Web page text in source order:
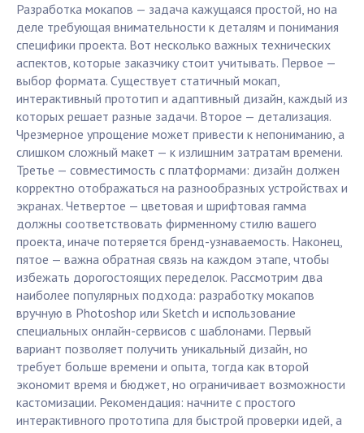
Разработка мокапов — задача кажущаяся простой, но на
деле требующая внимательности к деталям и понимания
специфики проекта. Вот несколько важных технических
аспектов, которые заказчику стоит учитывать. Первое —
выбор формата. Существует статичный мокап,
интерактивный прототип и адаптивный дизайн, каждый из
которых решает разные задачи. Второе — детализация.
Чрезмерное упрощение может привести к непониманию, а
слишком сложный макет — к излишним затратам времени.
Третье — совместимость с платформами: дизайн должен
корректно отображаться на разнообразных устройствах и
экранах. Четвертое — цветовая и шрифтовая гамма
должны соответствовать фирменному стилю вашего
проекта, иначе потеряется бренд-узнаваемость. Наконец,
пятое — важна обратная связь на каждом этапе, чтобы
избежать дорогостоящих переделок. Рассмотрим два
наиболее популярных подхода: разработку мокапов
вручную в Photoshop или Sketch и использование
специальных онлайн-сервисов с шаблонами. Первый
вариант позволяет получить уникальный дизайн, но
требует больше времени и опыта, тогда как второй
экономит время и бюджет, но ограничивает возможности
кастомизации. Рекомендация: начните с простого
интерактивного прототипа для быстрой проверки идей, а